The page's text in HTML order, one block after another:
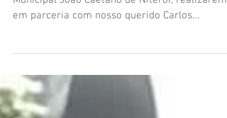
Niterói com "A COR DAR"
Municipal João Caetano de Niterói,
Henrique...